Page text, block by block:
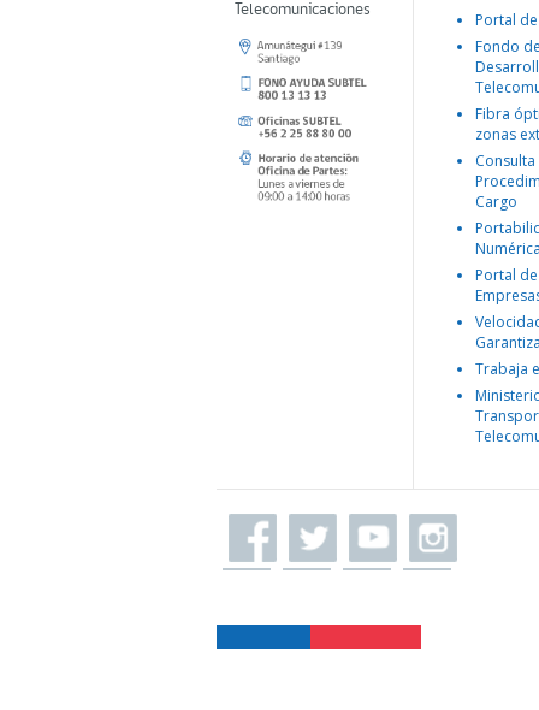
Telecomunicaciones
Portal
Fondo
Fibra
zonas
Consulta
Cargo
Portal
Trabaja